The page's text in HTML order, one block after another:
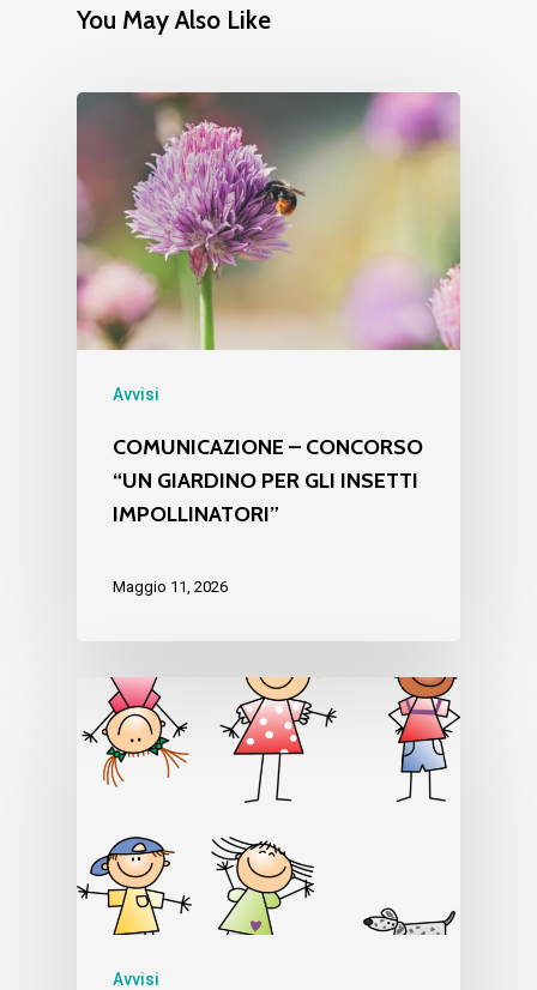
You May Also Like
Avvisi
COMUNICAZIONE – CONCORSO
“UN GIARDINO PER GLI INSETTI
IMPOLLINATORI”
Maggio 11, 2026
Avvisi